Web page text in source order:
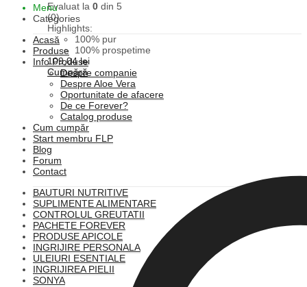
Evaluat la 0 din 5
(0)
Highlights:
100% pur
100% prospetime
109,04lei
Cumpără
Menu
Categories
Acasă
Produse
Info Produse
Despre companie
Despre Aloe Vera
Oportunitate de afacere
De ce Forever?
Catalog produse
Cum cumpăr
Start membru FLP
Blog
Forum
Contact
BAUTURI NUTRITIVE
SUPLIMENTE ALIMENTARE
CONTROLUL GREUTATII
PACHETE FOREVER
PRODUSE APICOLE
INGRIJIRE PERSONALA
ULEIURI ESENTIALE
INGRIJIREA PIELII
SONYA